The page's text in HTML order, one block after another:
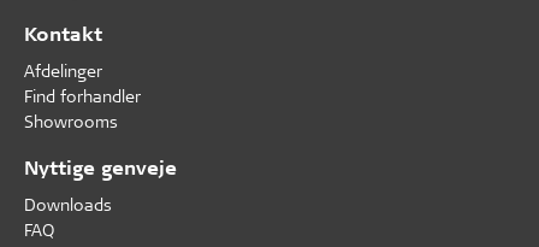
Kontakt
Afdelinger
Find forhandler
Showrooms
Nyttige genveje
Downloads
FAQ